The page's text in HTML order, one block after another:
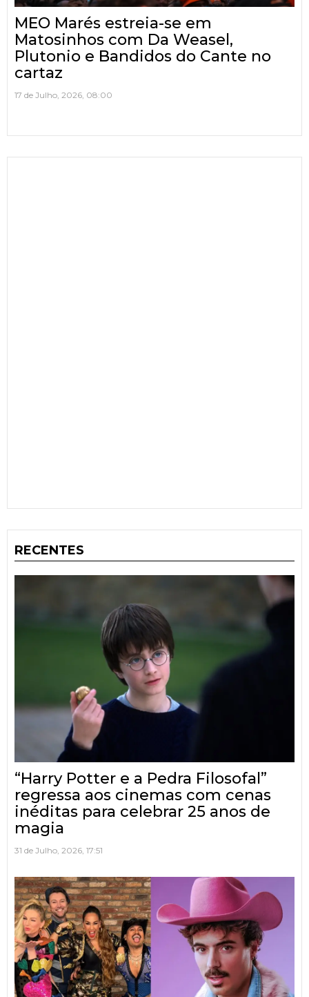
MEO Marés estreia-se em
Matosinhos com Da Weasel,
Plutonio e Bandidos do Cante no
cartaz
17 de Julho, 2026, 08:00
RECENTES
“Harry Potter e a Pedra Filosofal”
regressa aos cinemas com cenas
inéditas para celebrar 25 anos de
magia
31 de Julho, 2026, 17:51